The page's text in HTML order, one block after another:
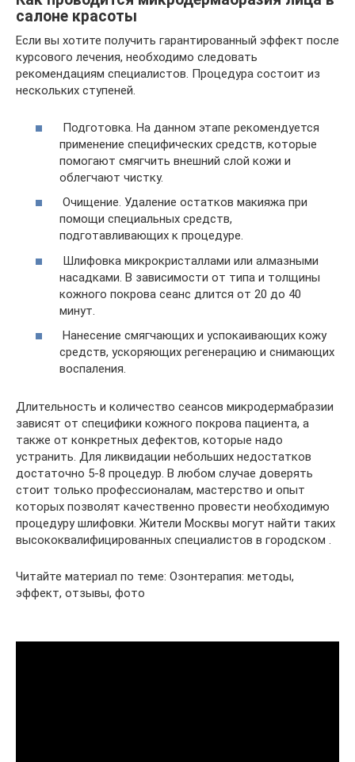
салоне красоты
Если вы хотите получить гарантированный эффект после
курсового лечения, необходимо следовать
рекомендациям специалистов. Процедура состоит из
нескольких ступеней.
Подготовка. На данном этапе рекомендуется
применение специфических средств, которые
помогают смягчить внешний слой кожи и
облегчают чистку.
Очищение. Удаление остатков макияжа при
помощи специальных средств,
подготавливающих к процедуре.
Шлифовка микрокристаллами или алмазными
насадками. В зависимости от типа и толщины
кожного покрова сеанс длится от 20 до 40
минут.
Нанесение смягчающих и успокаивающих кожу
средств, ускоряющих регенерацию и снимающих
воспаления.
Длительность и количество сеансов микродермабразии
зависят от специфики кожного покрова пациента, а
также от конкретных дефектов, которые надо
устранить. Для ликвидации небольших недостатков
достаточно 5-8 процедур. В любом случае доверять
стоит только профессионалам, мастерство и опыт
которых позволят качественно провести необходимую
процедуру шлифовки. Жители Москвы могут найти таких
высококвалифицированных специалистов в городском .
Читайте материал по теме: Озонтерапия: методы,
эффект, отзывы, фото